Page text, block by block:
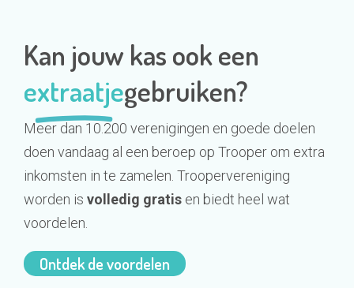
Kan jouw kas ook een
extraatjegebruiken?
​Meer dan 10.200 verenigingen en goede doelen
doen vandaag al een beroep op Trooper om extra
inkomsten in te zamelen. Troopervereniging
worden is volledig gratis en biedt heel wat
voordelen.
Ontdek de voordelen